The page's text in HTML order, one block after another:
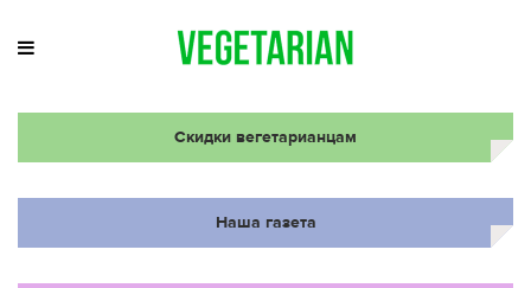
Скидки вегетарианцам
Наша газета